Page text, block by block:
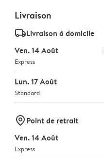
Livraison
delivery_standard_v2Livraison à domicile
Ven. 14 Août
Express
Lun. 17 Août
Standard
marker-pinPoint de retrait
Ven. 14 Août
Express